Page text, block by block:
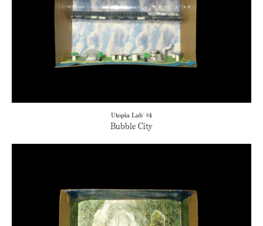
Utopia Lab' #4
Bubble City